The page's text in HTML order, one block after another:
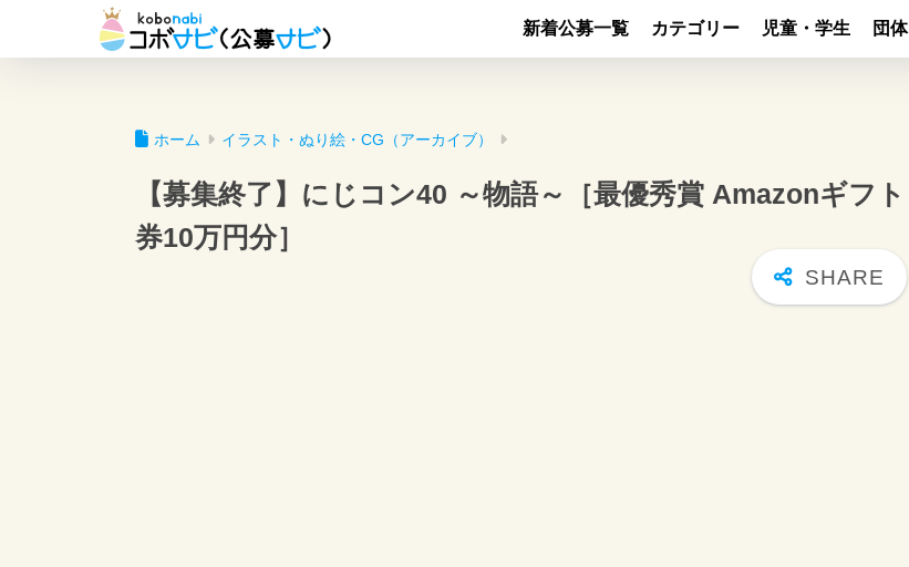
新着公募一覧 カテゴリー 児童・学生 団体
ホーム イラスト・ぬり絵・CG（アーカイブ）
【募集終了】にじコン40 ～物語～［最優秀賞 Amazonギフト
券10万円分］